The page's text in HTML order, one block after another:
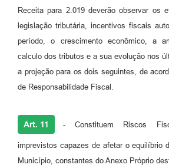
Receita para 2.019 deverão observar os
legislação tributária, incentivos fiscais
período, o crescimento econômico, a
calculo dos tributos e a sua evolução nos
a projeção para os dois seguintes, de
de Responsabilidade Fiscal.
Art. 11 - Constituem Riscos
imprevistos capazes de afetar o equilíbrio
Município, constantes do Anexo Próprio